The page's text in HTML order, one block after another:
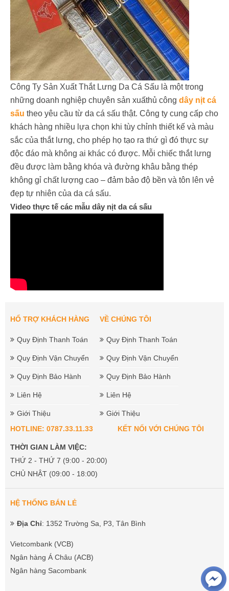
Công Ty Sản Xuất Thắt Lưng Da Cá Sấu là một trong
những doanh nghiệp chuyên sản xuấthủ công dây nịt cá
sấu theo yêu cầu từ da cá sấu thật. Công ty cung cấp cho
khách hàng nhiều lựa chọn khi tùy chỉnh thiết kế và màu
sắc của thắt lưng, cho phép họ tạo ra thứ gì đó thực sự
độc đáo mà không ai khác có được. Mỗi chiếc thắt lưng
đều được làm bằng khóa và đường khâu bằng thép
không gỉ chất lượng cao – đảm bảo độ bền và tôn lên vẻ
đẹp tự nhiên của da cá sấu.
Video thực tế các mẫu dây nịt da cá sấu
HỔ TRỢ KHÁCH HÀNG
Quy Định Thanh Toán
Quy Định Vận Chuyển
Quy Định Bảo Hành
Liên Hệ
Giới Thiệu
VỀ CHÚNG TÔI
Quy Định Thanh Toán
Quy Định Vận Chuyển
Quy Định Bảo Hành
Liên Hệ
Giới Thiệu
HOTLINE: 0787.33.11.33
THỜI GIAN LÀM VIỆC:
THỨ 2 - THỨ 7 (9:00 - 20:00)
CHỦ NHẬT (09:00 - 18:00)
KẾT NỐI VỚI CHÚNG TÔI
HỆ THỐNG BÁN LẺ
Địa Chỉ: 1352 Trường Sa, P3, Tân Bình
Vietcombank (VCB)
Ngân hàng Á Châu (ACB)
Ngân hàng Sacombank